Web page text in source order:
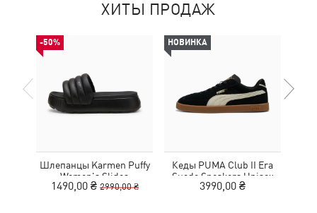
ХИТЫ ПРОДАЖ
-50%
Шлепанцы Karmen Puffy
Women's Slides
1490,00 ₴ 2990,00 ₴
НОВИНКА
Кеды PUMA Club II Era
Suede Sneakers Unisex
3990,00 ₴